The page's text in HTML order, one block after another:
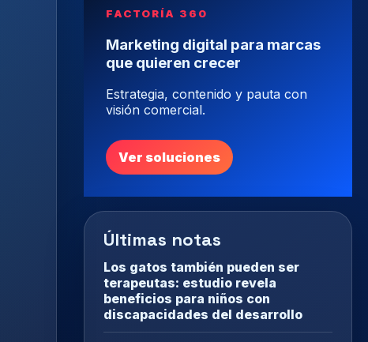
FACTORÍA 360
Marketing digital para marcas
que quieren crecer
Estrategia, contenido y pauta con
visión comercial.
Ver soluciones
Últimas notas
Los gatos también pueden ser
terapeutas: estudio revela
beneficios para niños con
discapacidades del desarrollo